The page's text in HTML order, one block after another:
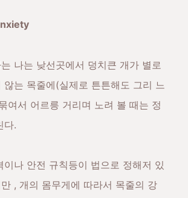
나는 낮선곳에서 덩치큰 개가 별로
않는 목줄에(실제로 튼튼해도 그리 느
여서 어르릉 거리며 노려 볼 때는 정
다.
이나 안전 규칙등이 법으로 정해저 있
, 개의 몸무게에 따라서 목줄의 강